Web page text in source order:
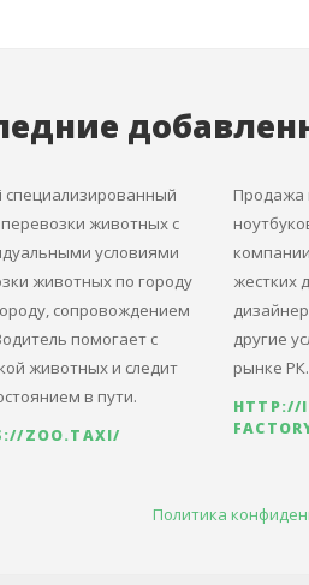
специализированный
перевозки животных с
условиями
животных по городу
сопровождением
помогает с
животных и следит
в пути.
ZOO.TAXI/
Продажа
жестких
другие
рынке РК.
HTTP://
Политика